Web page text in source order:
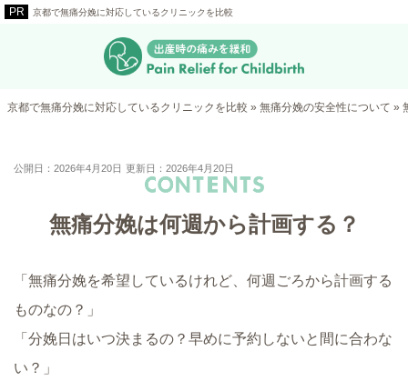
京都で無痛分娩に対応しているクリニックを比較
京都で無痛分娩に対応しているクリニックを比較 » 無痛分娩の安全性について »
公開日：2026年4月20日 更新日：2026年4月20日
無痛分娩は何週から計画する？
「無痛分娩を希望しているけれど、何週ごろから計画する
ものなの？」
「分娩日はいつ決まるの？早めに予約しないと間に合わな
い？」